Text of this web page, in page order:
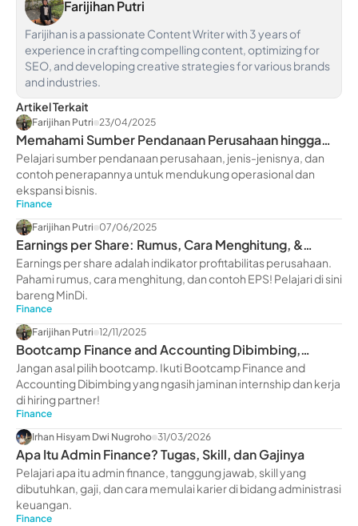
Farijihan Putri
Farijihan is a passionate Content Writer with 3 years of
experience in crafting compelling content, optimizing for
SEO, and developing creative strategies for various brands
and industries.
Artikel Terkait
Farijihan Putri 23/04/2025
Memahami Sumber Pendanaan Perusahaan hingga
Contohnya
Pelajari sumber pendanaan perusahaan, jenis-jenisnya, dan
contoh penerapannya untuk mendukung operasional dan
ekspansi bisnis.
Finance
Farijihan Putri 07/06/2025
Earnings per Share: Rumus, Cara Menghitung, &
Contohnya
Earnings per share adalah indikator profitabilitas perusahaan.
Pahami rumus, cara menghitung, dan contoh EPS! Pelajari di sini
bareng MinDi.
Finance
Farijihan Putri 12/11/2025
Bootcamp Finance and Accounting Dibimbing,
Jaminan Internship
Jangan asal pilih bootcamp. Ikuti Bootcamp Finance and
Accounting Dibimbing yang ngasih jaminan internship dan kerja
di hiring partner!
Finance
Irhan Hisyam Dwi Nugroho 31/03/2026
Apa Itu Admin Finance? Tugas, Skill, dan Gajinya
Pelajari apa itu admin finance, tanggung jawab, skill yang
dibutuhkan, gaji, dan cara memulai karier di bidang administrasi
keuangan.
Finance